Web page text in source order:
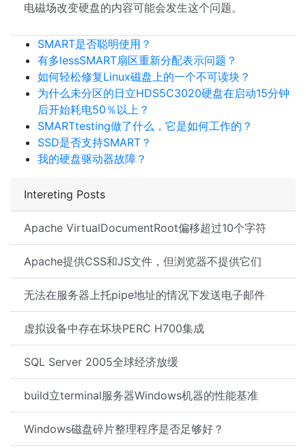
Intereting Posts
Apache VirtualDocumentRoot偏移超过10个字符
Apache提供CSS和JS文件，但浏览器不提供它们
无法在服务器上托pipe地址的情况下发送电子邮件
虚拟设备中存在坏块PERC H700集成
SQL Server 2005全球经济放缓
build立terminal服务器Windows机器的性能基准
Windows磁盘碎片整理程序是否足够好？
电磁场改变硬盘的内容可能会发生这个问题。
SMART是否聪明使用？
有多lessSMART扇区重新分配表示问题？
如何轻松修复Linux磁盘上的一个不可读块？
为什么未分区的日立HDS5C3020硬盘在启动15分钟
后开始耗电50％以上？
SMARTtesting做了什么，它是如何工作的？
SSD是否支持SMART？
我的硬盘驱动器故障？